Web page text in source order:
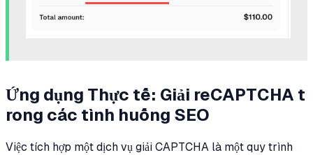
Ứng dụng Thực tế: Giải reCAPTCHA t
rong các tình huống SEO
Việc tích hợp một dịch vụ giải CAPTCHA là một quy trình